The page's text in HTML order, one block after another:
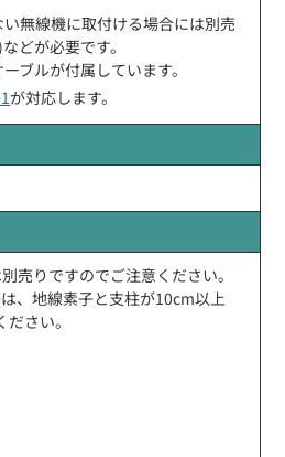
無線機に取付ける場合には別売
どが必要です。
ブルが付属しています。
が対応します。
売りですのでご注意ください。
、地線素子と支柱が10cm以上
さい。